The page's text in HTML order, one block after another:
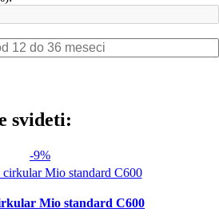
svideti:
-9%
Mio standard C600